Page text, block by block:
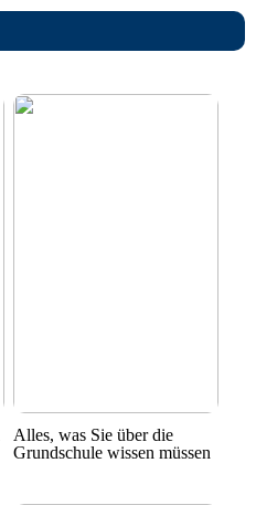
Alles, was Sie über die
Grundschule wissen müssen